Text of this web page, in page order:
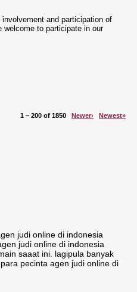
and participation of
welcome to participate in our
1 – 200 of 1850 Newer› Newest»
judi online di indonesia
judi online di indonesia
saaat ini. lagipula banyak
pecinta agen judi online di